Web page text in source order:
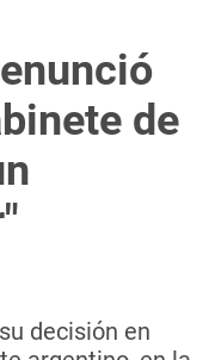
de
decisión en